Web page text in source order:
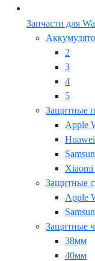
Запчасти для
2
3
4
5
Защитные
Apple
Защитные
Apple
Защитные
38мм
40мм